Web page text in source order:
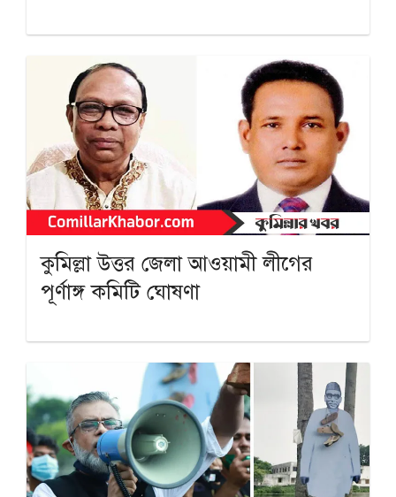
কুমিল্লা উত্তর জেলা আওয়ামী লীগের
পূর্ণাঙ্গ কমিটি ঘোষণা